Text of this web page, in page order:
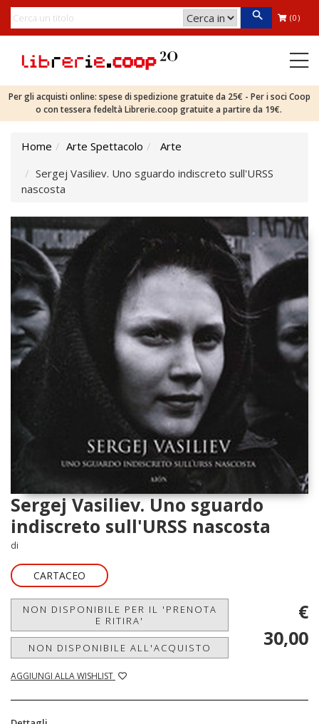
(0)
Per gli acquisti online: spese di spedizione gratuite da 25€ - Per i soci Coop
o con tessera fedeltà Librerie.coop gratuite a partire da 19€.
Home Arte Spettacolo
Arte
Sergej Vasiliev. Uno sguardo indiscreto sull'URSS
nascosta
Sergej Vasiliev. Uno sguardo
indiscreto sull'URSS nascosta
di
CARTACEO
NON DISPONIBILE PER IL 'PRENOTA
E RITIRA'
NON DISPONIBILE ALL'ACQUISTO
AGGIUNGI ALLA WISHLIST
€
30,00